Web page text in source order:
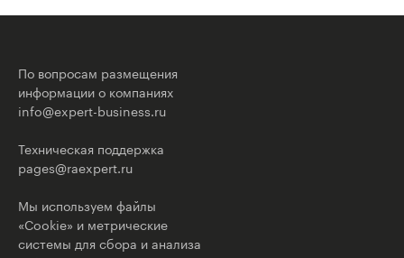
По вопросам размещения
информации о компаниях
info@expert-business.ru
Техническая поддержка
pages@raexpert.ru
Мы используем файлы
«Cookie» и метрические
системы для сбора и анализа